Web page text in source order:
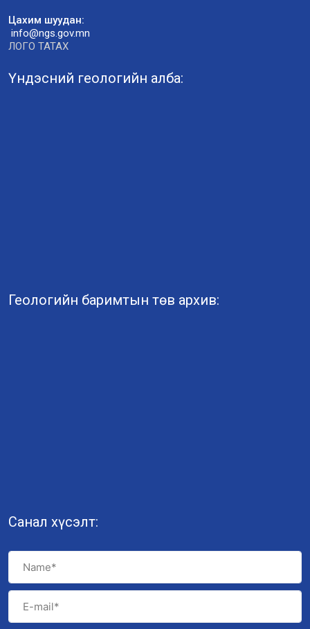
Цахим шуудан:
info@ngs.gov.mn
ЛОГО ТАТАХ
Үндэсний геологийн алба:
Геологийн баримтын төв архив:
Санал хүсэлт: